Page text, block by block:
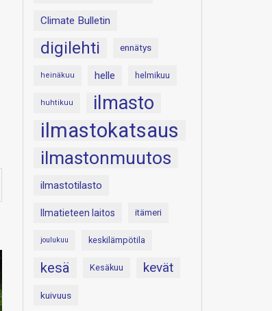
Climate Bulletin
digilehti ennätys
heinäkuu helle helmikuu
huhtikuu ilmasto
ilmastokatsaus
ilmastonmuutos
ilmastotilasto
Ilmatieteen laitos itämeri
joulukuu keskilämpötila
kesä Kesäkuu kevät
kuivuus